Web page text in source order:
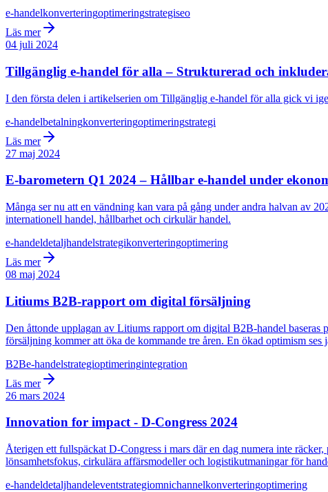
e-handelkonverteringoptimeringstrategiseo
Läs mer
04 juli 2024
Tillgänglig e-handel för alla – Strukturerad och
I den första delen i artikelserien om Tillgänglig e-handel för alla gick vi
e-handelbetalningkonverteringoptimeringstrategi
Läs mer
27 maj 2024
E-barometern Q1 2024 – Hållbar e-handel under
Många ser nu att en vändning kan vara på gång under andra halvan av
internationell handel, hållbarhet och cirkulär handel.
e-handeldetaljhandelstrategikonverteringoptimering
Läs mer
08 maj 2024
Litiums B2B-rapport om digital försäljning
Den åttonde upplagan av Litiums rapport om digital B2B-handel
försäljning kommer att öka de kommande tre åren. En ökad optimism ses
B2Be-handelstrategioptimeringintegration
Läs mer
26 mars 2024
Innovation for impact - D-Congress 2024
Återigen ett fullspäckat D-Congress i mars där en dag numera inte
lönsamhetsfokus, cirkulära affärsmodeller och logistikutmaningar för
e-handeldetaljhandeleventstrategiomnichannelkonverteringoptimering